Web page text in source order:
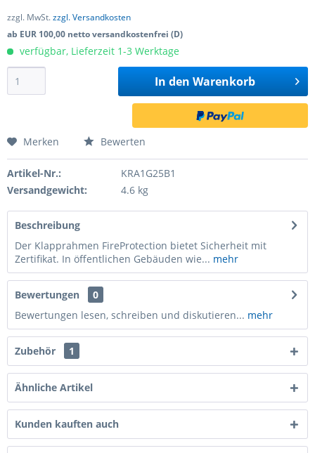
zzgl. MwSt.zzgl. Versandkosten
ab EUR 100,00 netto versandkostenfrei (D)
verfügbar, Lieferzeit 1-3 Werktage
In den Warenkorb
Merken Bewerten
Artikel-Nr.:
KRA1G25B1
Versandgewicht:
4.6 kg
Beschreibung
Der Klapprahmen FireProtection bietet Sicherheit mit
Zertifikat. In öffentlichen Gebäuden wie... mehr
Bewertungen
0
Bewertungen lesen, schreiben und diskutieren... mehr
Zubehör 1
Ähnliche Artikel
Kunden kauften auch